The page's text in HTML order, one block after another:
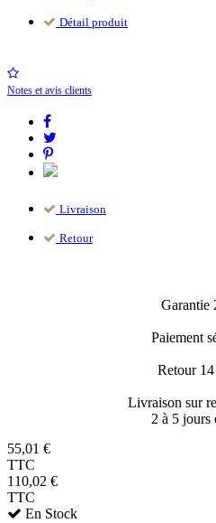
Détail produit
Notes et avis clients
Livraison
Retour
Garantie
Paiement
Retour
Livraison sur
2 à 5 jours
55,01 €
TTC
110,02 €
TTC
En Stock